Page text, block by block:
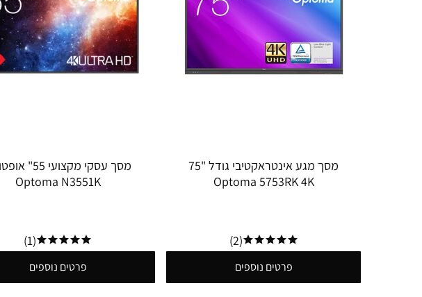
מסך מגע אינטראקטיבי גודל "75
Optoma 5753RK 4K
(2)
פרטים נוספים
מסך עסקי מקצועי
Optoma N3551K
(1)
פרטים נוספים